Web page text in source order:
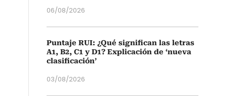
06/08/2026
Puntaje RUI: ¿Qué significan las letras
A1, B2, C1 y D1? Explicación de ‘nueva
clasificación’
03/08/2026